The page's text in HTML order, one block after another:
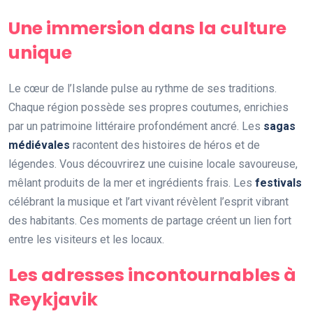
Une immersion dans la culture
unique
Le cœur de l’Islande pulse au rythme de ses traditions.
Chaque région possède ses propres coutumes, enrichies
par un patrimoine littéraire profondément ancré. Les sagas
médiévales racontent des histoires de héros et de
légendes. Vous découvrirez une cuisine locale savoureuse,
mêlant produits de la mer et ingrédients frais. Les festivals
célébrant la musique et l’art vivant révèlent l’esprit vibrant
des habitants. Ces moments de partage créent un lien fort
entre les visiteurs et les locaux.
Les adresses incontournables à
Reykjavik